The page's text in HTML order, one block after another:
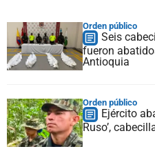
Orden público
Seis
fueron
Antioquia
Orden público
Ejército
Ruso’,